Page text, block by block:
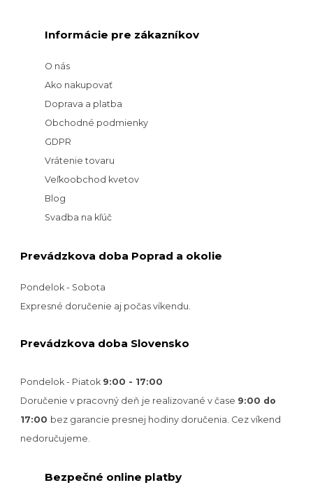
Informácie pre zákazníkov
O nás
Ako nakupovať
Doprava a platba
Obchodné podmienky
GDPR
Vrátenie tovaru
Veľkoobchod kvetov
Blog
Svadba na kľúč
Prevádzkova doba Poprad a okolie
Pondelok - Sobota
Expresné doručenie aj počas víkendu.
Prevádzkova doba Slovensko
Pondelok - Piatok 9:00 - 17:00
Doručenie v pracovný deň je realizované v čase 9:00 do
17:00 bez garancie presnej hodiny doručenia. Cez víkend
nedoručujeme.
Bezpečné online platby